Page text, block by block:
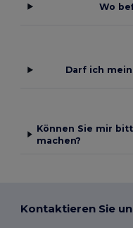
Wo
Darf ich
Können Sie mir
machen?
Kontaktieren Sie